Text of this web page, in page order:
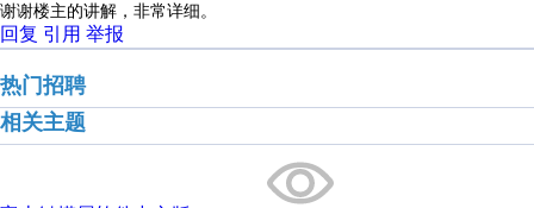
谢谢楼主的讲解，非常详细。
回复 引用 举报
热门招聘
相关主题